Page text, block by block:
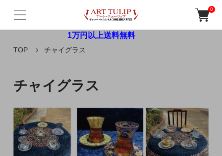
1万円以上送料無料
0
TOP チャイグラス
チャイグラス